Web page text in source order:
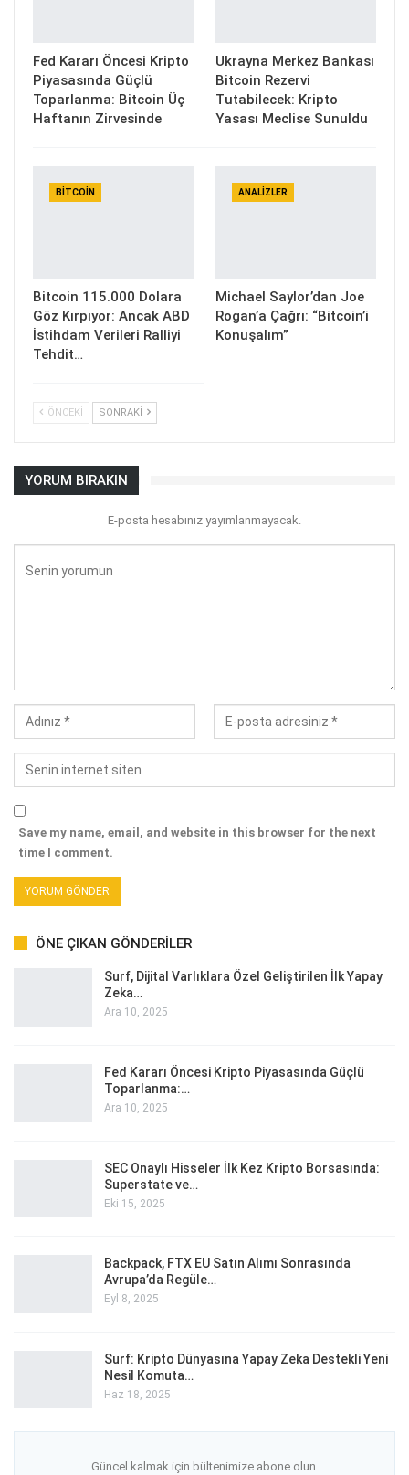
Fed Kararı Öncesi Kripto
Piyasasında Güçlü
Toparlanma: Bitcoin Üç
Haftanın Zirvesinde
Ukrayna Merkez Bankası
Bitcoin Rezervi
Tutabilecek: Kripto
Yasası Meclise Sunuldu
BITCOIN
Bitcoin 115.000 Dolara
Göz Kırpıyor: Ancak ABD
İstihdam Verileri Ralliyi
Tehdit…
ANALIZLER
Michael Saylor’dan Joe
Rogan’a Çağrı: “Bitcoin’i
Konuşalım”
ÖNCEKI SONRAKI
YORUM BIRAKIN
E-posta hesabınız yayımlanmayacak.
Save my name, email, and website in this browser for the next
time I comment.
ÖNE ÇIKAN GÖNDERILER
Surf, Dijital Varlıklara Özel Geliştirilen İlk Yapay
Zeka…
Ara 10, 2025
Fed Kararı Öncesi Kripto Piyasasında Güçlü
Toparlanma:…
Ara 10, 2025
SEC Onaylı Hisseler İlk Kez Kripto Borsasında:
Superstate ve…
Eki 15, 2025
Backpack, FTX EU Satın Alımı Sonrasında
Avrupa’da Regüle…
Eyl 8, 2025
Surf: Kripto Dünyasına Yapay Zeka Destekli Yeni
Nesil Komuta…
Haz 18, 2025
Güncel kalmak için bültenimize abone olun.